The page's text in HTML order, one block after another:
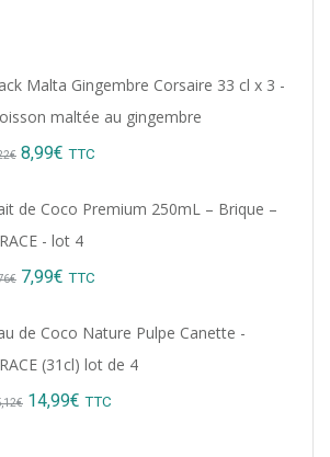
Malta Gingembre Corsaire 33 cl x 3 -
maltée au gingembre
€ Original
8,99€ Current
TTC
de Coco Premium 250mL – Brique –
- lot 4
€ Original
7,99€ Current
TTC
de Coco Nature Pulpe Canette -
(31cl) lot de 4
€ Original
14,99€ Current
TTC